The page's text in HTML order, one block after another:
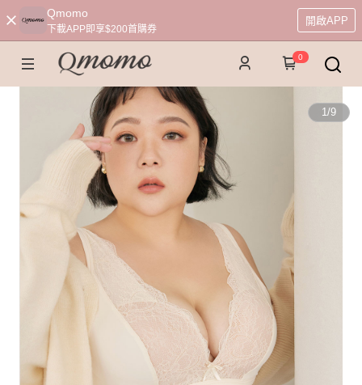
Qmomo
下載APP即享$200首購券
開啟APP
0
1/9